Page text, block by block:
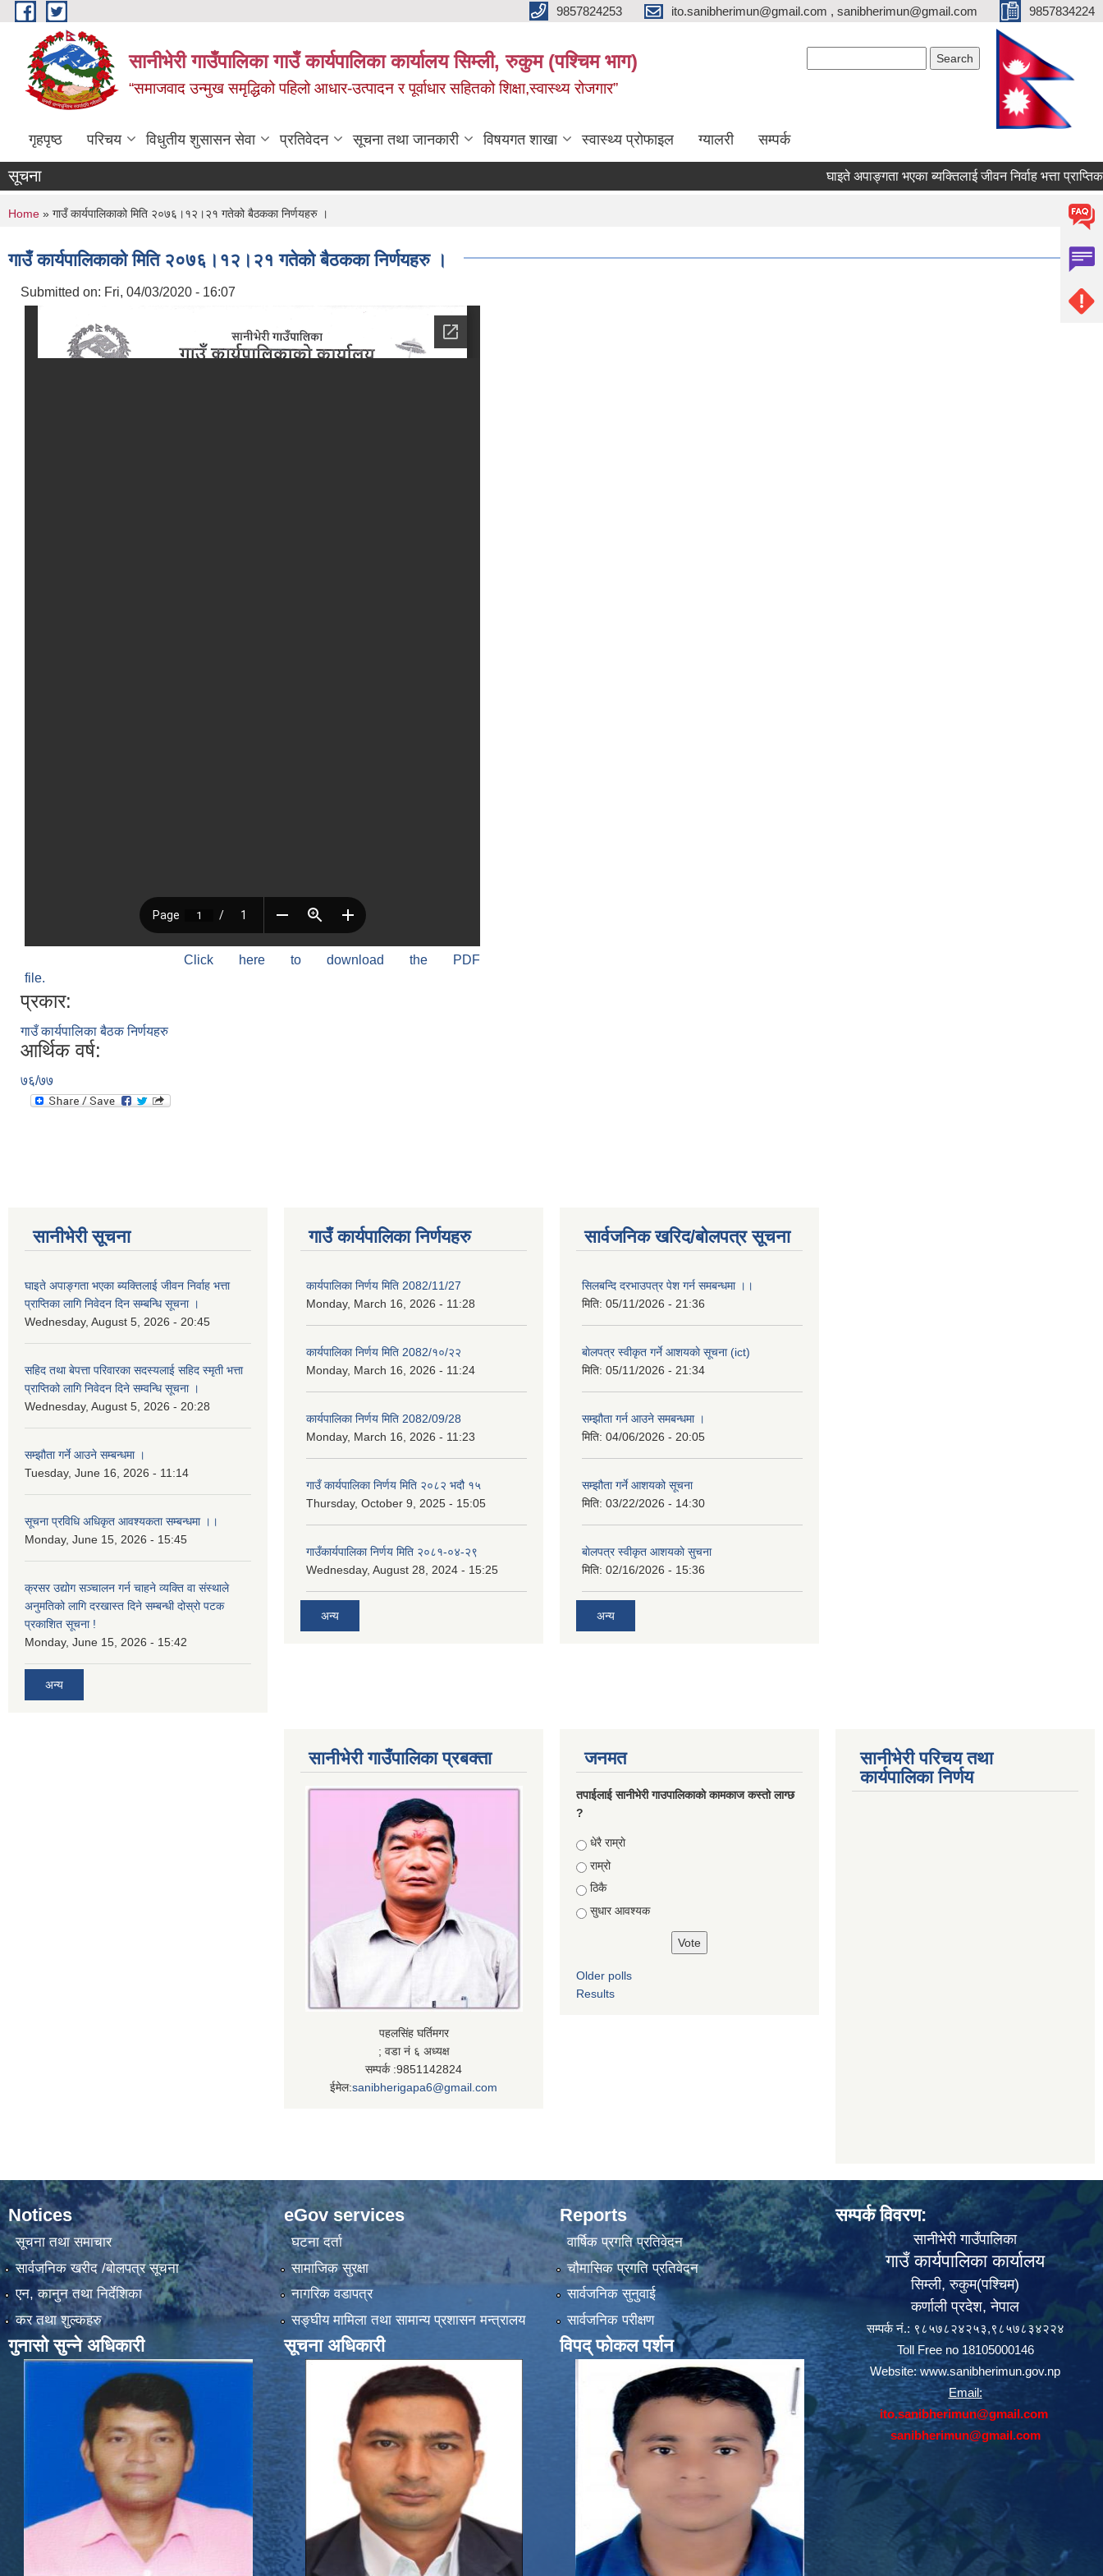
Skip to main content 9857824253 ito.sanibherimun@gmail.com , sanibherimun@gmail.com 9857834224
सानीभेरी गाउँपालिका गाउँ कार्यपालिका कार्यालय सिम्ली, रुकुम (पश्चिम भाग)
“समाजवाद उन्मुख समृद्धिको पहिलो आधार-उत्पादन र पूर्वाधार सहितको शिक्षा,स्वास्थ्य रोजगार”
गृहपृष्ठ परिचय विधुतीय शुसासन सेवा प्रतिवेदन सूचना तथा जानकारी विषयगत शाखा स्वास्थ्य प्रोफाइल ग्यालरी सम्पर्क
सूचना घाइते अपाङ्गता भएका ब्यक्तिलाई जीवन निर्वाह भत्ता प्राप्तिका
You are here
Home » गाउँ कार्यपालिकाको मिति २०७६।१२।२१ गतेको बैठकका निर्णयहरु ।
गाउँ कार्यपालिकाको मिति २०७६।१२।२१ गतेको बैठकका निर्णयहरु ।
Submitted on: Fri, 04/03/2020 - 16:07
Click here to download the PDF
file.
प्रकार:
गाउँ कार्यपालिका बैठक निर्णयहरु
आर्थिक वर्ष:
७६/७७
सानीभेरी सूचना
घाइते अपाङ्गता भएका ब्यक्तिलाई जीवन निर्वाह भत्ता
प्राप्तिका लागि निवेदन दिन सम्बन्धि सूचना ।
Wednesday, August 5, 2026 - 20:45
सहिद तथा बेपत्ता परिवारका सदस्यलाई सहिद स्मृती भत्ता
प्राप्तिको लागि निवेदन दिने सम्वन्धि सूचना ।
Wednesday, August 5, 2026 - 20:28
सम्झौता गर्ने आउने सम्बन्धमा ।
Tuesday, June 16, 2026 - 11:14
सूचना प्रविधि अधिकृत आवश्यकता सम्बन्धमा ।।
Monday, June 15, 2026 - 15:45
क्रसर उद्योग सञ्चालन गर्न चाहने व्यक्ति वा संस्थाले
अनुमतिको लागि दरखास्त दिने सम्बन्धी दोस्रो पटक
प्रकाशित सूचना !
Monday, June 15, 2026 - 15:42
अन्य
गाउँ कार्यपालिका निर्णयहरु
कार्यपालिका निर्णय मिति 2082/11/27
Monday, March 16, 2026 - 11:28
कार्यपालिका निर्णय मिति 2082/१०/२२
Monday, March 16, 2026 - 11:24
कार्यपालिका निर्णय मिति 2082/09/28
Monday, March 16, 2026 - 11:23
गाउँ कार्यपालिका निर्णय मिति २०८२ भदौ १५
Thursday, October 9, 2025 - 15:05
गाउँकार्यपालिका निर्णय मिति २०८१-०४-२९
Wednesday, August 28, 2024 - 15:25
अन्य
सार्वजनिक खरिद/बोलपत्र सूचना
सिलबन्दि दरभाउपत्र पेश गर्न समबन्धमा ।।
मिति: 05/11/2026 - 21:36
बाेलपत्र स्वीकृत गर्ने आशयकाे सूचना (ict)
मिति: 05/11/2026 - 21:34
सम्झौता गर्न आउने समबन्धमा ।
मिति: 04/06/2026 - 20:05
सम्झौता गर्ने आशयको सूचना
मिति: 03/22/2026 - 14:30
बाेलपत्र स्वीकृत आशयकाे सुचना
मिति: 02/16/2026 - 15:36
अन्य
सानीभेरी गाउँपालिका प्रबक्ता
पहलसिंह घर्तिमगर
; वडा नं ६ अध्यक्ष
सम्पर्क :9851142824
ईमेल:sanibherigapa6@gmail.com
जनमत
तपाईलाई सानीभेरी गाउपालिकाकाे कामकाज कस्ताे लाग्छ
?
Choices
धेरै राम्राे
राम्रो
ठिकै
सुधार आवश्यक
Older polls
Results
सानीभेरी परिचय तथा
कार्यपालिका निर्णय
Notices
सूचना तथा समाचार
सार्वजनिक खरीद /बोलपत्र सूचना
एन, कानुन तथा निर्देशिका
कर तथा शुल्कहरु
गुनासो सुन्ने अधिकारी
eGov services
घटना दर्ता
सामाजिक सुरक्षा
नागरिक वडापत्र
सङ्‍घीय मामिला तथा सामान्य प्रशासन मन्त्रालय
सूचना अधिकारी
Reports
वार्षिक प्रगति प्रतिवेदन
चौमासिक प्रगति प्रतिवेदन
सार्वजनिक सुनुवाई
सार्वजनिक परीक्षण
विपद् फोकल पर्शन
सम्पर्क विवरण:
सानीभेरी गाउँपालिका
गाउँ कार्यपालिका कार्यालय
सिम्ली, रुकुम(पश्‍चिम)
कर्णाली प्रदेश, नेपाल
सम्पर्क नं.: ९८५७८२४२५३,९८५७८३४२२४
Toll Free no 18105000146
Website:www.sanibherimun.gov.np
Email:
ito.sanibherimun@gmail.com
sanibherimun@gmail.com